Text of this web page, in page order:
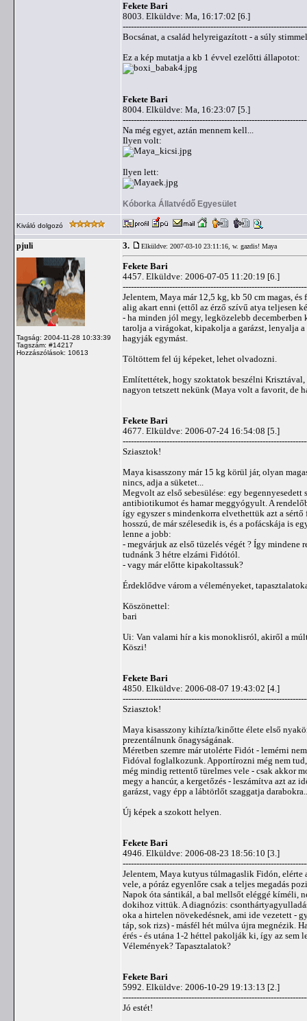
Fekete Bari
8003. Elküldve: Ma, 16:17:02 [6.]
Bocsánat, a család helyreigazított - a súly
Ez a kép mutatja a kb 1 évvel ezelőtti állapotot:
Fekete Bari
8004. Elküldve: Ma, 16:23:07 [5.]
Na még egyet, aztán mennem kell...
Ilyen volt:
Ilyen lett:
Kóborka Állatvédő Egyesület
Kiváló dolgozó
pjuli
Tagság: 2004-11-28 10:33:39
Tagszám: #14217
Hozzászólások: 10613
3. Elküldve: 2007-03-10 23:11:16, w. gazdis! Maya
Fekete Bari
4457. Elküldve: 2006-07-05 11:20:19 [6.]
Jelentem, Maya már 12,5 kg, kb 50 cm magas,
alig akart enni (ettől az érző szívű atya teljesen
- ha minden jól megy, legközelebb
tarolja a virágokat, kipakolja a garázst, lenyalja
hagyják egymást.
Töltöttem fel új képeket, lehet olvadozni.
Említettétek, hogy szoktatok beszélni
nagyon tetszett nekünk (Maya volt a favorit, de
Fekete Bari
4677. Elküldve: 2006-07-24 16:54:08 [5.]
Sziasztok!
Maya kisasszony már 15 kg körül jár, olyan
nincs, adja a süketet...
Megvolt az első sebesülése: egy
antibiotikumot és hamar meggyógyult. A
így egyszer s mindenkorra elvethettük azt a
hosszú, de már szélesedik is, és a pofácskája is
lenne a jobb:
- megvárjuk az első tüzelés végét ? Így mindene
tudnánk 3 hétre elzárni Fidótól.
- vagy már előtte kipakoltassuk?
Érdeklődve várom a véleményeket,
Köszönettel:
bari
Ui: Van valami hír a kis monoklisról, akiről a
Köszi!
Fekete Bari
4850. Elküldve: 2006-08-07 19:43:02 [4.]
Sziasztok!
Maya kisasszony kihízta/kinőtte élete első
prezentálnunk őnagyságának.
Méretben szemre már utolérte Fidót - lemérni
Fidóval foglalkozunk. Apportírozni még nem
még mindig rettentő türelmes vele - csak akkor
megy a hancúr, a kergetőzés - leszámítva azt az
garázst, vagy épp a lábtörlőt szaggatja
Új képek a szokott helyen.
Fekete Bari
4946. Elküldve: 2006-08-23 18:56:10 [3.]
Jelentem, Maya kutyus túlmagaslik Fidón, elérte
vele, a póráz egyenlőre csak a teljes megadás
Napok óta sántikál, a bal mellsőt eléggé kíméli,
dokihoz vittük. A diagnózis:
oka a hirtelen növekedésnek, ami ide vezetett -
táp, sok rizs) - másfél hét múlva újra megnézik.
érés - és utána 1-2 héttel pakolják ki, így az sem
Vélemények? Tapasztalatok?
Fekete Bari
5992. Elküldve: 2006-10-29 19:13:13 [2.]
Jó estét!